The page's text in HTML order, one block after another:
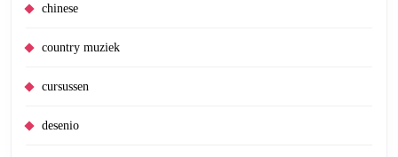
chinese
country muziek
cursussen
desenio